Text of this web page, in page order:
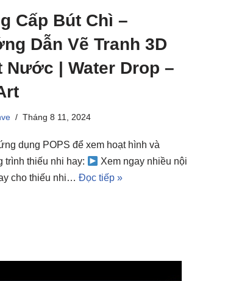
Cấp Bút Chì –
Dẫn Vẽ Tranh 3D
Nước | Water Drop –
Tháng 8 11, 2024
dụng POPS để xem hoạt hình và
trình thiếu nhi hay:
Xem ngay nhiều nội
cho thiếu nhi… Đọc tiếp »